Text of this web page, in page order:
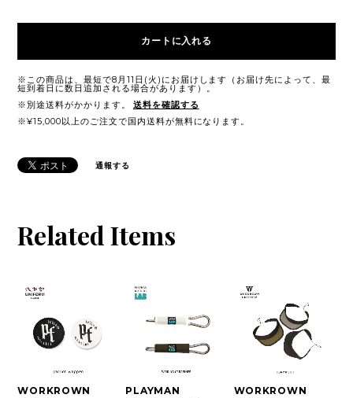
カートに入れる
※この商品は、最短で8月11日(火)にお届けします（お届け先によって、最
短到着日に数日追加される場合があります）。
※別途送料がかかります。
送料を確認する
※¥15,000以上のご注文で国内送料が無料になります。
通報する
Related Items
WORKROWN
PLAYMAN
WORKROWN